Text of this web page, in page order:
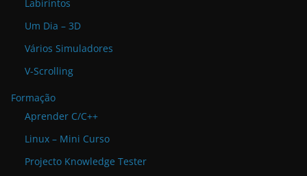
Labirintos
Um Dia – 3D
Vários Simuladores
V-Scrolling
Formação
Aprender C/C++
Linux – Mini Curso
Projecto Knowledge Tester